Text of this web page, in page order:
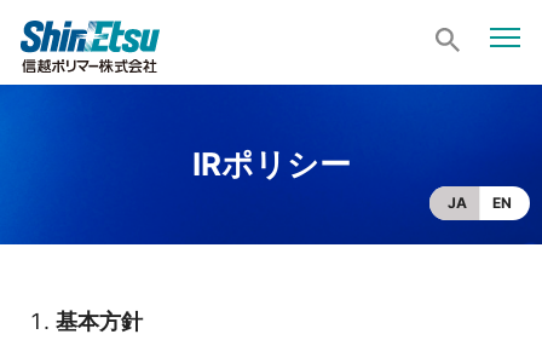
IRポリシー
JA EN
基本方針